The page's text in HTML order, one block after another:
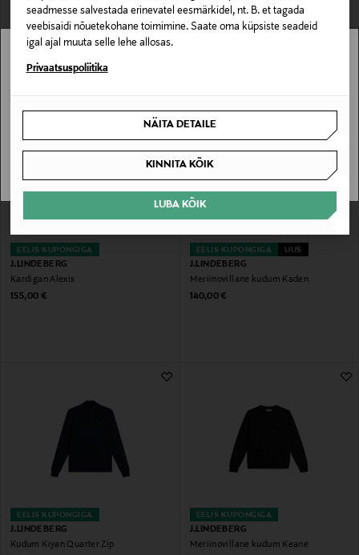
seadmesse salvestada erinevatel eesmärkidel, nt. B. et tagada
veebisaidi nõuetekohane toimimine. Saate oma küpsiste seadeid
igal ajal muuta selle lehe allosas.
Privaatsuspoliitika
NÄITA DETAILE
KINNITA KÕIK
LUBA KÕIK
Kootud polosärk Ridge
Discounted Price
87,00 € Original Price
145,00 €
Kudum Eddy Crew Neck
Discounted Price
87,00 € Original Price
220,00 €
EELIS KUPONGIGA
J.LINDEBERG
Kardigan Alexis
Original Price
155,00 €
EELIS KUPONGIGA UUS
J.LINDEBERG
Meriinovillane kudum Kaden
Original Price
140,00 €
EELIS KUPONGIGA
J.LINDEBERG
Kudum Kiyan Quarter Zip
EELIS KUPONGIGA
J.LINDEBERG
Meriinovillane kudum Keane
Stockmann pole Sinu riigis saadaval.
SAAN ARU